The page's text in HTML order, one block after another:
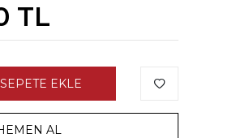
TL
SEPETE EKLE
AL